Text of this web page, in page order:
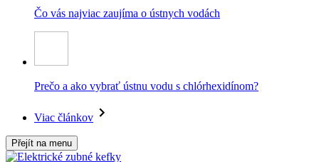
Čo vás najviac zaujíma o ústnych vodách
Prečo a ako vybrať ústnu vodu s chlórhexidínom?
Viac článkov
Přejít na menu